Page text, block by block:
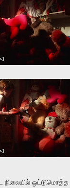
நிலையில் ஒட்டுமொத்த